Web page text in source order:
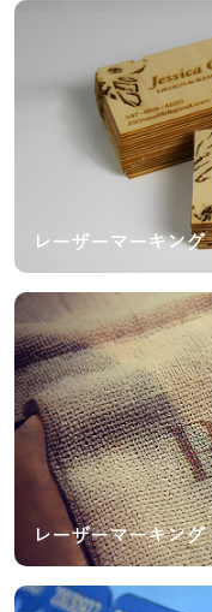
レーザーマーキング
レーザーマーキング